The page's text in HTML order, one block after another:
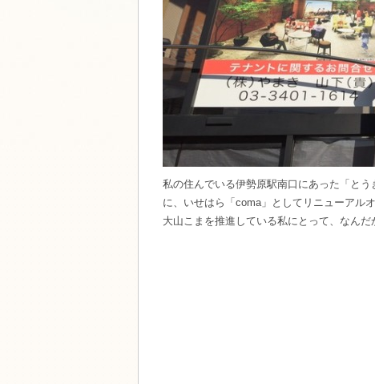
私の住んでいる伊勢原駅南口にあった「と
に、いせはら「coma」としてリニューアル
大山こまを推進している私にとって、なん